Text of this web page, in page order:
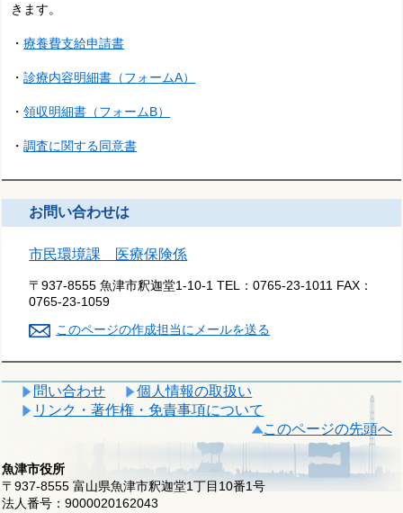
きます。
・療養費支給申請書
・診療内容明細書（フォームA）
・領収明細書（フォームB）
・調査に関する同意書
お問い合わせは
市民環境課 医療保険係
〒937-8555 魚津市釈迦堂1-10-1 TEL：0765-23-1011 FAX：
0765-23-1059
このページの作成担当にメールを送る
問い合わせ
個人情報の取扱い
リンク・著作権・免責事項について
このページの先頭へ
魚津市役所
〒937-8555 富山県魚津市釈迦堂1丁目10番1号
法人番号：9000020162043